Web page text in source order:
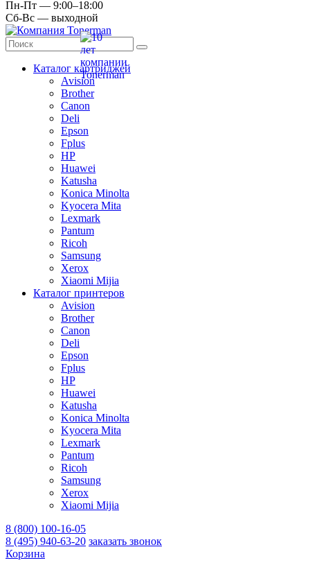
Пн-Пт — 9:00–18:00
Сб-Вс — выходной
Каталог картриджей
Avision
Brother
Canon
Deli
Epson
Fplus
HP
Huawei
Katusha
Konica Minolta
Kyocera Mita
Lexmark
Pantum
Ricoh
Samsung
Xerox
Xiaomi Mijia
Каталог принтеров
Avision
Brother
Canon
Deli
Epson
Fplus
HP
Huawei
Katusha
Konica Minolta
Kyocera Mita
Lexmark
Pantum
Ricoh
Samsung
Xerox
Xiaomi Mijia
8 (800) 100-16-05
8 (495) 940-63-20 заказать звонок
Корзина